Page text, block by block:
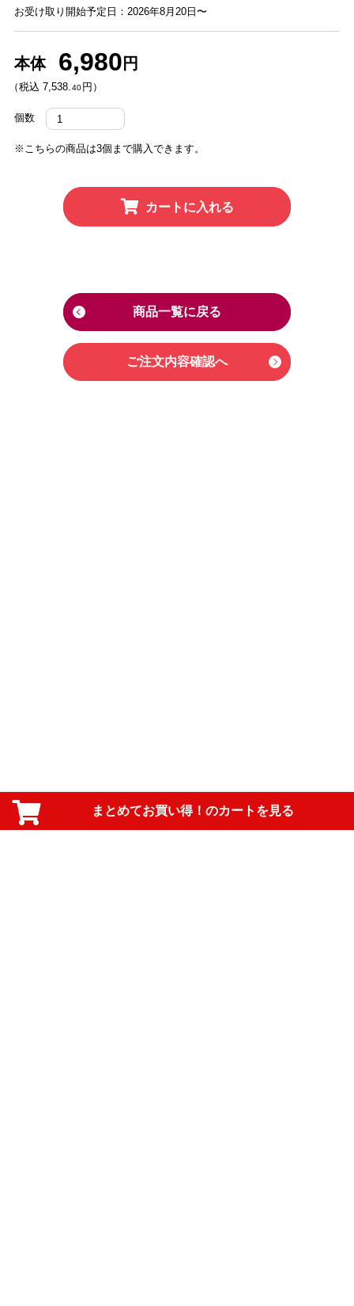
お受け取り開始予定日：2026年8月20日〜
本体 6,980 円
（税込 7,538. 40 円）
個数
※こちらの商品は3個まで購入できます。
カートに入れる
商品一覧に戻る
ご注文内容確認へ
まとめてお買い得！のカートを見る